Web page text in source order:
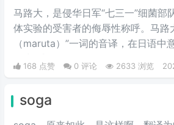
脑，加之主人公可爱的性格而被网
友广为流传。经过网友们的调音，
也就成为了大家所熟悉的背景音
乐。 “哈基米”的流行正是因为这一
首洗脑的BGM，这首很可爱的日语
歌词，配合旋律比较洗脑。
马路大，是侵华日军“七三一”细菌部
体实验的受害者的侮辱性称呼。马路
（maruta）”一词的音译，在日语中
168 点赞 0 评论 2633 浏览
soga